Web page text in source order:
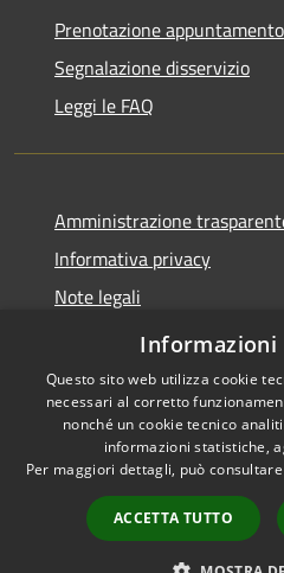
Prenotazione appuntamento
Segnalazione disservizio
Leggi le FAQ
Amministrazione
Informativa privacy
Note legali
Dichiarazione di accessibilità
Accessibilità
Informazioni
Questo sito web utilizza cookie
necessari al corretto
nonché un cookie tecnico
informazioni statistiche,
Per maggiori dettagli, può
ACCETTA TUTTO